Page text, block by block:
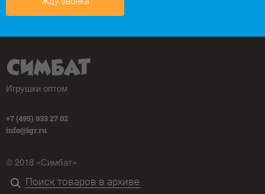
Игрушки оптом
+7 (495) 933 27 02
info@igr.ru
© 2018 «Симбат»